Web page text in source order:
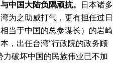
中国大陆负隅顽抗。 日本诸多
为之助威打气，更有担任过日
当于中国的总参谋长）的岩崎
，出任台湾“行政院的政务顾
力破坏中国的民族伟业已不加